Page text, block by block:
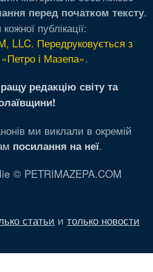
перед початком тексту.
публікації:
LLC. Передруковується з
і Мазепа».
редакцію світу та
ми виклали в окремій
посилання на неї.
© PETRIMAZEPA.COM
статьи и только новости